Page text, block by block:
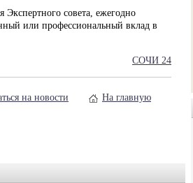
совета, ежегодно
или профессиональный вклад в
СОЧИ 24
на новости На главную